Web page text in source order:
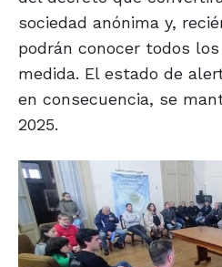
sociedad anónima y,
podrán conocer todos
medida. El estado de
en consecuencia, se
2025.